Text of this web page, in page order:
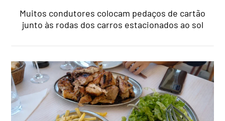
Muitos condutores colocam pedaços de cartão
junto às rodas dos carros estacionados ao sol